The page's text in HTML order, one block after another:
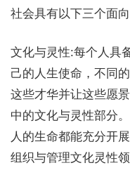
社会具有以下三个面
文化与灵性:每个人具
己的人生使命，不同
这些才华并让这些愿
中的文化与灵性部分
人的生命都能充分开
组织与管理文化灵性